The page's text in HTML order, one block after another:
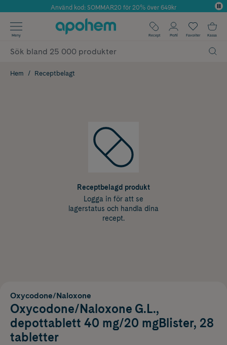
Årets Butik 2025 inom Skönhet
Använd kod: SOMMAR20 för 20% över 649kr
✓ Fri frakt
✓ Poäng på alla köp*
Meny Recept Profil Favoriter Kassa
Hem Receptbelagt
Receptbelagd produkt
Logga in för att se
lagerstatus och handla dina
recept.
Oxycodone/Naloxone
Oxycodone/Naloxone G.L.,
depottablett 40 mg/20 mgBlister, 28
tabletter